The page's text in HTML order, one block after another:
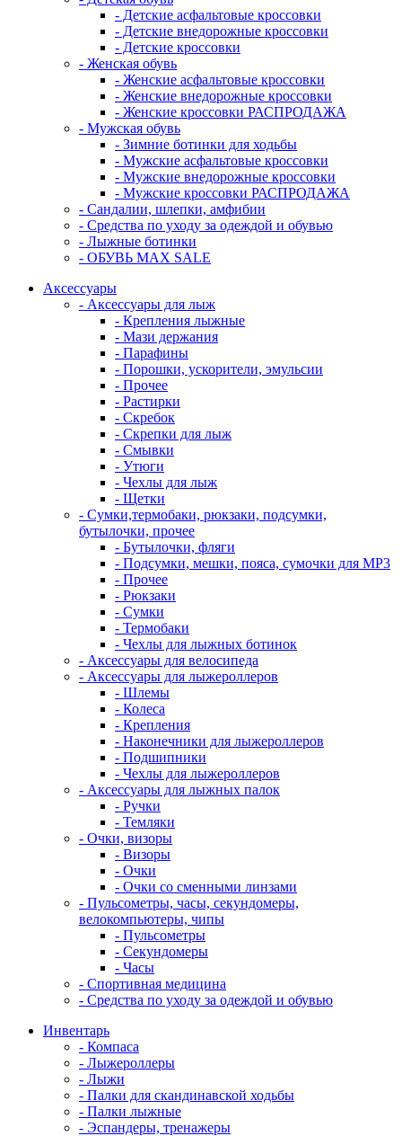
- Детские асфальтовые кроссовки
- Детские внедорожные кроссовки
- Детские кроссовки
- Женская обувь
- Женские асфальтовые кроссовки
- Женские внедорожные кроссовки
- Женские кроссовки РАСПРОДАЖА
- Мужская обувь
- Зимние ботинки для ходьбы
- Мужские асфальтовые кроссовки
- Мужские внедорожные кроссовки
- Мужские кроссовки РАСПРОДАЖА
- Сандалии, шлепки, амфибии
- Средства по уходу за одеждой и обувью
- Лыжные ботинки
- ОБУВЬ MAX SALE
Аксессуары
- Аксессуары для лыж
- Крепления лыжные
- Мази держания
- Парафины
- Порошки, ускорители, эмульсии
- Прочее
- Растирки
- Скребок
- Скрепки для лыж
- Смывки
- Утюги
- Чехлы для лыж
- Щетки
- Сумки,термобаки, рюкзаки, подсумки,
бутылочки, прочее
- Бутылочки, фляги
- Подсумки, мешки, пояса, сумочки для MP3
- Прочее
- Рюкзаки
- Сумки
- Термобаки
- Чехлы для лыжных ботинок
- Аксессуары для велосипеда
- Аксессуары для лыжероллеров
- Шлемы
- Колеса
- Крепления
- Наконечники для лыжероллеров
- Подшипники
- Чехлы для лыжероллеров
- Аксессуары для лыжных палок
- Ручки
- Темляки
- Очки, визоры
- Визоры
- Очки
- Очки со сменными линзами
- Пульсометры, часы, секундомеры,
велокомпьютеры, чипы
- Пульсометры
- Секундомеры
- Часы
- Спортивная медицина
- Средства по уходу за одеждой и обувью
Инвентарь
- Компаса
- Лыжероллеры
- Лыжи
- Палки для скандинавской ходьбы
- Палки лыжные
- Эспандеры, тренажеры